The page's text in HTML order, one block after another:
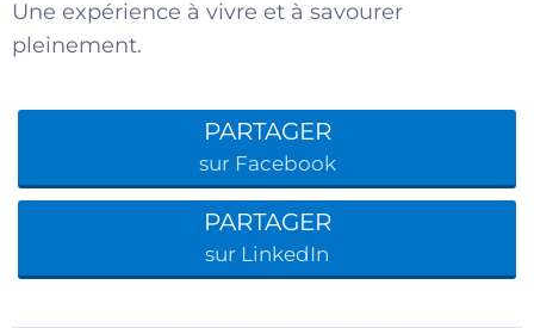
Une expérience à vivre et à savourer
pleinement.
PARTAGER
sur Facebook
PARTAGER
sur LinkedIn